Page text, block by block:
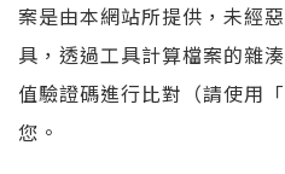
案是由本網站所提供，未經
具，透過工具計算檔案的雜
值驗證碼進行比對（請使用
您。